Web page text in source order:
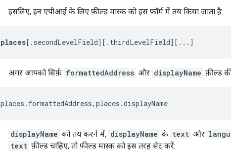
इसलिए, इन एपीआई के लिए फ़ील्ड मास्क को इस फ़ॉर्म में तय किया जाता है:
places[.secondLevelField][.thirdLevelField][...]
अगर आपको सिर्फ़ formattedAddress और displayName फ़ील्ड
places.formattedAddress,places.displayName
displayName को तय करने में, displayName के text और
text फ़ील्ड चाहिए, तो फ़ील्ड मास्क को इस तरह सेट करें: